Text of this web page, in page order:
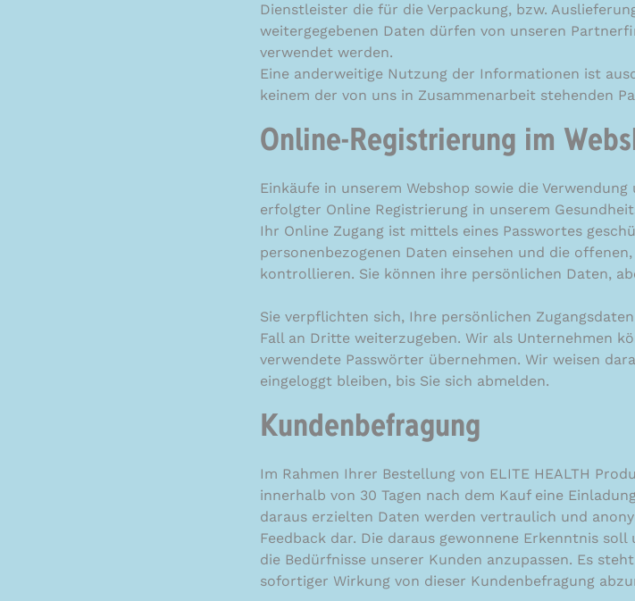
Dienstleister die für die Verpackung, bzw.
weitergegebenen Daten dürfen von unseren
verwendet werden.
Eine anderweitige Nutzung der Informationen ist
keinem der von uns in Zusammenarbeit stehenden
Online-Registrierung im
Einkäufe in unserem Webshop sowie die
erfolgter Online Registrierung in unserem
Ihr Online Zugang ist mittels eines Passwortes
personenbezogenen Daten einsehen und die
kontrollieren. Sie können ihre persönlichen Daten,
Sie verpflichten sich, Ihre persönlichen
Fall an Dritte weiterzugeben. Wir als Unternehmen
verwendete Passwörter übernehmen. Wir weisen
eingeloggt bleiben, bis Sie sich abmelden.
Kundenbefragung
Im Rahmen Ihrer Bestellung von ELITE HEALTH
innerhalb von 30 Tagen nach dem Kauf eine
daraus erzielten Daten werden vertraulich und
Feedback dar. Die daraus gewonnene Erkenntnis
die Bedürfnisse unserer Kunden anzupassen. Es
sofortiger Wirkung von dieser Kundenbefragung